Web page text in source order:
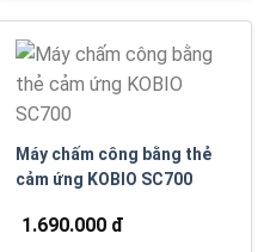
Máy chấm công bằng thẻ
cảm ứng KOBIO SC700
1.690.000 đ